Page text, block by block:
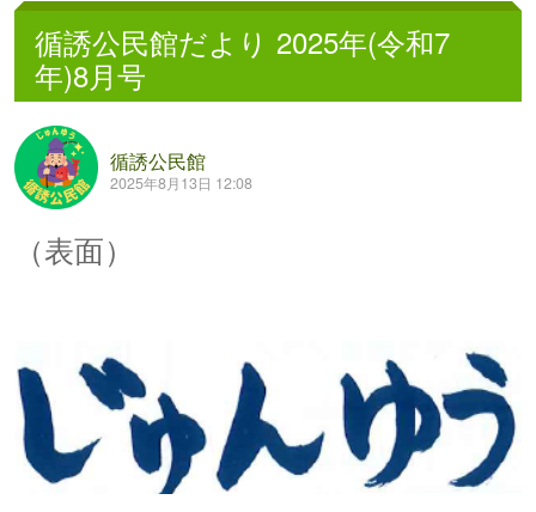
循誘公民館だより 2025年(令和7
年)8月号
循誘公民館
2025年8月13日 12:08
（表面）